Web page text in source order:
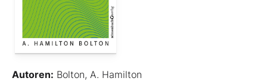
Autoren: Bolton, A. Hamilton